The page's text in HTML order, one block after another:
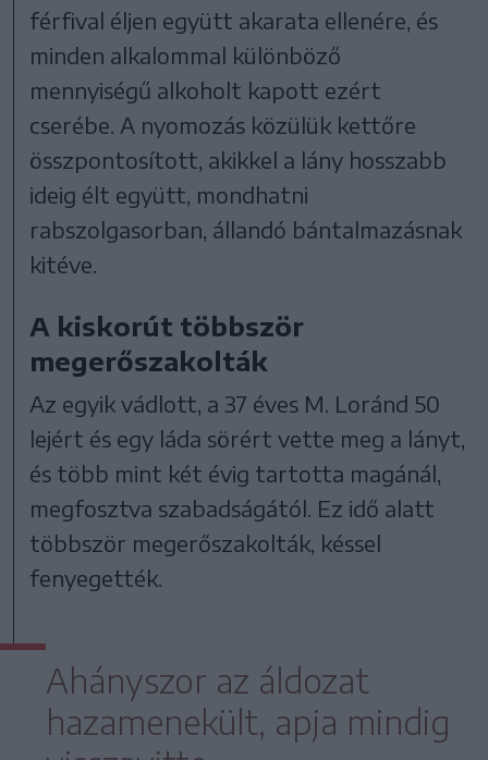
férfival éljen együtt akarata ellenére, és
minden alkalommal különböző
mennyiségű alkoholt kapott ezért
cserébe. A nyomozás közülük kettőre
összpontosított, akikkel a lány hosszabb
ideig élt együtt, mondhatni
rabszolgasorban, állandó bántalmazásnak
kitéve.
A kiskorút többször
megerőszakolták
Az egyik vádlott, a 37 éves M. Loránd 50
lejért és egy láda sörért vette meg a lányt,
és több mint két évig tartotta magánál,
megfosztva szabadságától. Ez idő alatt
többször megerőszakolták, késsel
fenyegették.
Ahányszor az áldozat
hazamenekült, apja mindig